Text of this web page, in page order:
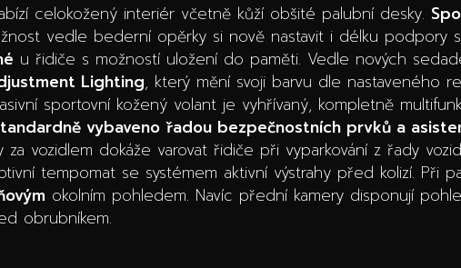
celokožený interiér včetně kůží obšité palubní desky.
vedle bederní opěrky si nově nastavit i délku podpory
u řidiče s možností uložení do paměti. Vedle nových
Lighting, který mění svoji barvu dle nastaveného
sportovní kožený volant je vyhřívaný, kompletně
vybaveno řadou bezpečnostních prvků a
za vozidlem dokáže varovat řidiče při vyparkování z řady
tempomat se systémem aktivní výstrahy před kolizí. Při
okolním pohledem. Navíc přední kamery disponují
obrubníkem.